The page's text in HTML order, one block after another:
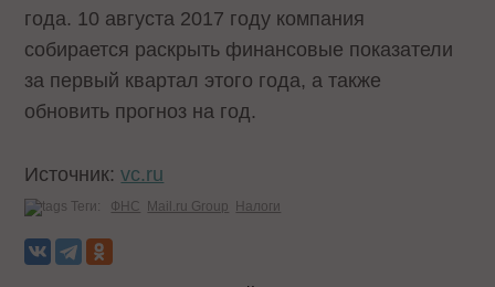
года. 10 августа 2017 году компания
собирается раскрыть финансовые показатели
за первый квартал этого года, а также
обновить прогноз на год.
Источник:vc.ru
Теги: ФНС Mail.ru Group Налоги